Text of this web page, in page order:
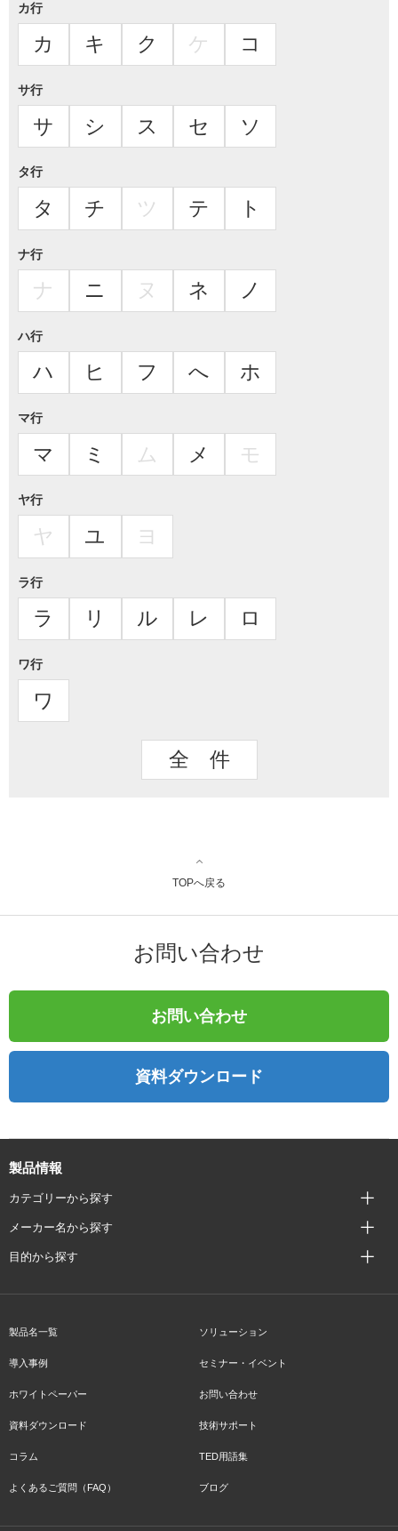
カ行
カ キ ク ケ コ
サ行
サ シ ス セ ソ
タ行
タ チ ツ テ ト
ナ行
ナ ニ ヌ ネ ノ
ハ行
ハ ヒ フ へ ホ
マ行
マ ミ ム メ モ
ヤ行
ヤ ユ ヨ
ラ行
ラ リ ル レ ロ
ワ行
ワ
全 件
TOPへ戻る
お問い合わせ
お問い合わせ
資料ダウンロード
製品情報
カテゴリーから探す
メーカー名から探す
目的から探す
製品名一覧 ソリューション
導入事例 セミナー・イベント
ホワイトペーパー お問い合わせ
資料ダウンロード 技術サポート
コラム TED用語集
よくあるご質問（FAQ） ブログ